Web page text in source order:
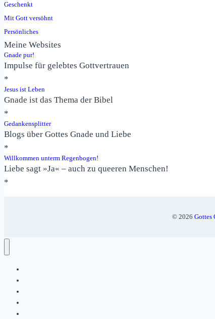
Geschenkt
Mit Gott versöhnt
Persönliches
Meine Websites
Gnade pur!
Impulse für gelebtes Gottvertrauen
*
Jesus ist Leben
Gnade ist das Thema der Bibel
*
Gedankensplitter
Blogs über Gottes Gnade und Liebe
*
Willkommen unterm Regenbogen!
Liebe sagt »Ja« – auch zu queeren Menschen!
*
© 2026 Gottes